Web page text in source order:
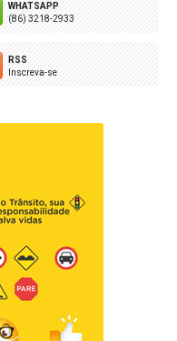
WHATSAPP
(86) 3218-2933
RSS
Inscreva-se